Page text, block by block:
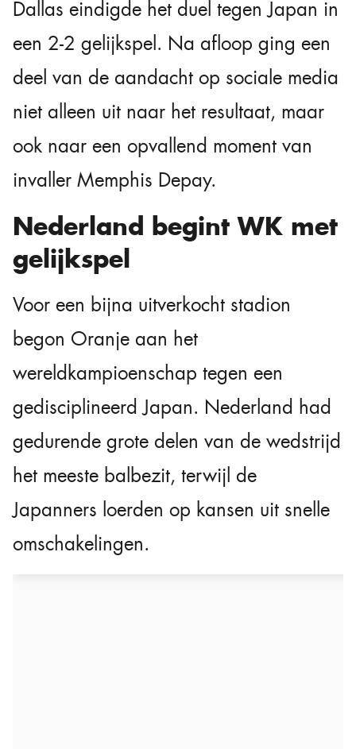
Dallas eindigde het duel tegen Japan in
een 2-2 gelijkspel. Na afloop ging een
deel van de aandacht op sociale media
niet alleen uit naar het resultaat, maar
ook naar een opvallend moment van
invaller Memphis Depay.
Nederland begint WK met
gelijkspel
Voor een bijna uitverkocht stadion
begon Oranje aan het
wereldkampioenschap tegen een
gedisciplineerd Japan. Nederland had
gedurende grote delen van de wedstrijd
het meeste balbezit, terwijl de
Japanners loerden op kansen uit snelle
omschakelingen.